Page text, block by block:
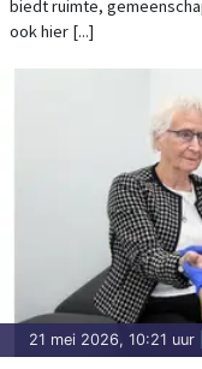
biedt ruimte,
ook hier [...]
21 mei 2026, 10:21 uur